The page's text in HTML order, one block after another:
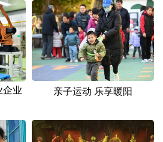
企业
亲子运动 乐享暖阳